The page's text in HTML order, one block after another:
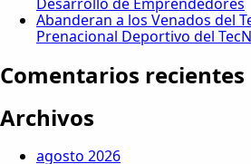
Abanderan a los Venados del
Prenacional Deportivo del
Comentarios recientes
Archivos
agosto 2026